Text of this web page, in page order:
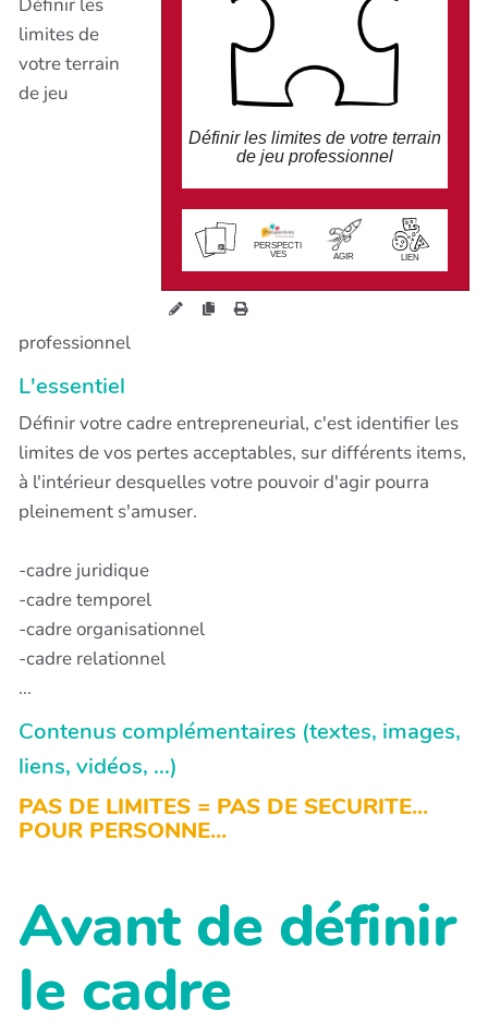
Définir les limites de votre terrain
de jeu professionnel
PERSPECTI
VES
AGIR LIEN
-cadre temporel
-cadre organisationnel
-cadre relationnel
wiki.perspectives.coop/?
DefinitionDuCadreEntreprene
urial
limites de
votre terrain
de jeu
professionnel
L'essentiel
Définir votre cadre entrepreneurial, c'est identifier les
limites de vos pertes acceptables, sur différents items,
à l'intérieur desquelles votre pouvoir d'agir pourra
pleinement s'amuser.
-cadre juridique
-cadre temporel
-cadre organisationnel
-cadre relationnel
...
Contenus complémentaires (textes, images,
liens, vidéos, ...)
PAS DE LIMITES = PAS DE SECURITE...
POUR PERSONNE...
Avant de définir
le cadre